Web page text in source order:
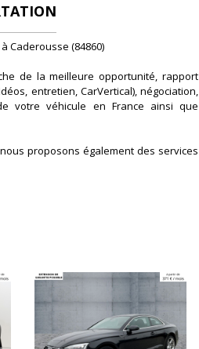
Caderousse (84860)
de la meilleure opportunité, rapport
entretien, CarVertical), négociation,
votre véhicule en France ainsi que
proposons également des services